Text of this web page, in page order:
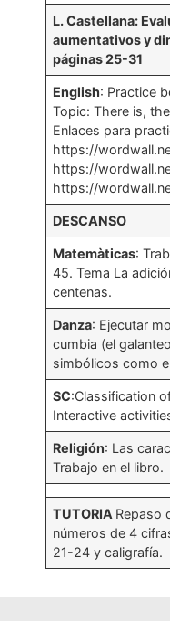
L. Castellana:
aumentativos y
páginas 25-31
English: Practice
Topic: There is,
Enlaces para
https://
https://
https://
DESCANSO
Matemàticas:
45. Tema La
centenas.
Danza: Ejecutar
cumbia (el
simbólicos como
SC:Classification
Interactive
Religión: Las
Trabajo en el libro.
TUTORIA Repaso
números de 4
21-24 y caligrafía.